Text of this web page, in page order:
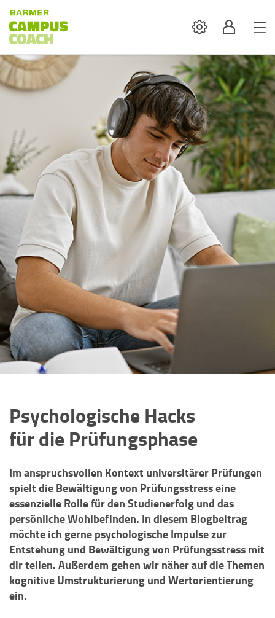
SettingsProfil
Psychologische Hacks
für die Prüfungsphase
Im anspruchsvollen Kontext universitärer Prüfungen
spielt die Bewältigung von Prüfungsstress eine
essenzielle Rolle für den Studienerfolg und das
persönliche Wohlbefinden. In diesem Blogbeitrag
möchte ich gerne psychologische Impulse zur
Entstehung und Bewältigung von Prüfungsstress mit
dir teilen. Außerdem gehen wir näher auf die Themen
kognitive Umstrukturierung und Wertorientierung
ein.